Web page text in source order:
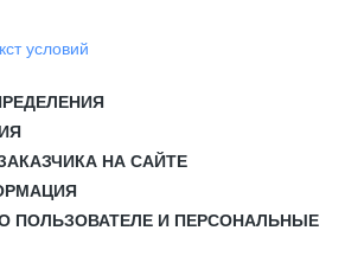
условий
НА САЙТЕ
ПОЛЬЗОВАТЕЛЕ И ПЕРСОНАЛЬНЫЕ